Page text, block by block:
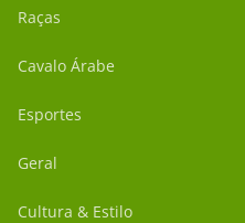
Raças
Cavalo Árabe
Esportes
Geral
Cultura & Estilo